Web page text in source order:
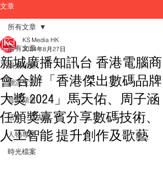
文章
所有文章
娛樂頭條
潮流生活
音樂頻道
活動・好去處
人物專訪
時光檔案
所有文章
新城廣播知訊台 香港電腦商
會 合辦「香港傑出數碼品牌
大獎 2024」馬天佑、周子涵
任頒獎嘉賓分享數碼技術、
人工智能 提升創作及歌藝
KS Media HK
2024年8月27日